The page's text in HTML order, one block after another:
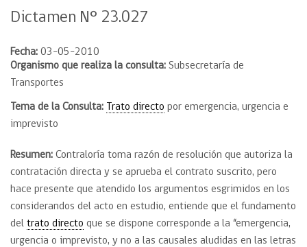
Dictamen N° 23.027
Fecha: 03-05-2010
Organismo que realiza la consulta: Subsecretaría de
Transportes
Tema de la Consulta: Trato directo por emergencia, urgencia e
imprevisto
Resumen: Contraloría toma razón de resolución que autoriza la
contratación directa y se aprueba el contrato suscrito, pero
hace presente que atendido los argumentos esgrimidos en los
considerandos del acto en estudio, entiende que el fundamento
del trato directo que se dispone corresponde a la “emergencia,
urgencia o imprevisto, y no a las causales aludidas en las letras